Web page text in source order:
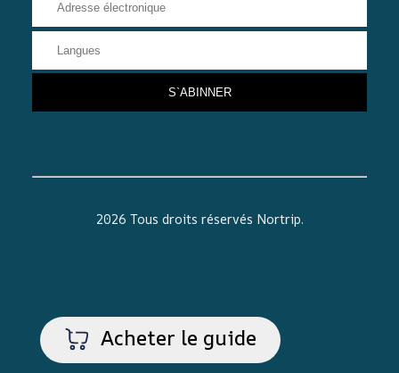
2026 Tous droits réservés Nortrip.
Acheter le guide